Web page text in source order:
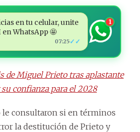
en tu celular, unite
en WhatsApp 🤩
07:25✓✓
1
de Miguel Prieto tras aplastante
confianza para el 2028
consultaron si en términos
la destitución de Prieto y